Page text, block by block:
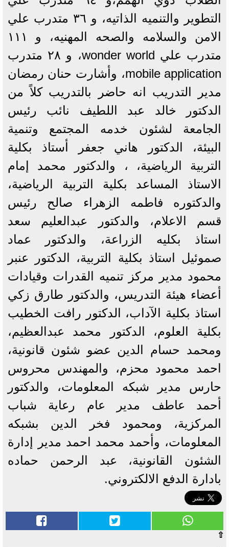
التطوير والتنميه الذاتيه، و ٣٦ متدرب علي
الامن والسلامه والصحه المهنيه، و ١١١
متدرب علي wonder world، و ٢٨ متدرب
mobile application، وأشارت حنان رمضان
مدير التدريب انه حاضر بالتدريب كلاً من
الدكتور خالد عبد اللطيف نائب رئيس
الجامعة لشئون خدمه المجتمع وتنمية
البيئة، الدكتور هاني جعفر أستاذ بكلية
التربية الرياضية، ، والدكتور محمد إمام
الاستاذ المساعد بكلية التربية الرياضية،
والدكتوره فاطمه الزهراء صالح رئيس
قسم الاعلام، والدكتور عبدالعليم سعد
استاذ بكليه الزراعة، والدكتور عماد
صموئيل استاذ بكلية التربية، الدكتور عنبر
محمود مدير مركز تنميه القدرات وقيادات
أعضاء هيئة التدريس، والدكتور طارق زكي
استاذ بكلية الآداب، الدكتور رافت الخطيب
بكلية العلوم، الدكتور محمد عبدالعظيم،
ومحمد حسام الدين عضو شئون قانونية،
احمد محمود محزم، والمهندس محروس
حارس مدير شبكه المعلومات، والدكتور
أحمد عاطف مدير عام رعاية شباب
المركزية، ومحمود فخر الدين بشبكه
المعلومات، وأحمد محمد احمد مدير إدارة
الشئون القانونية، عبد الرحمن حماده
بادارة الدفع الالكتروني.
⇧